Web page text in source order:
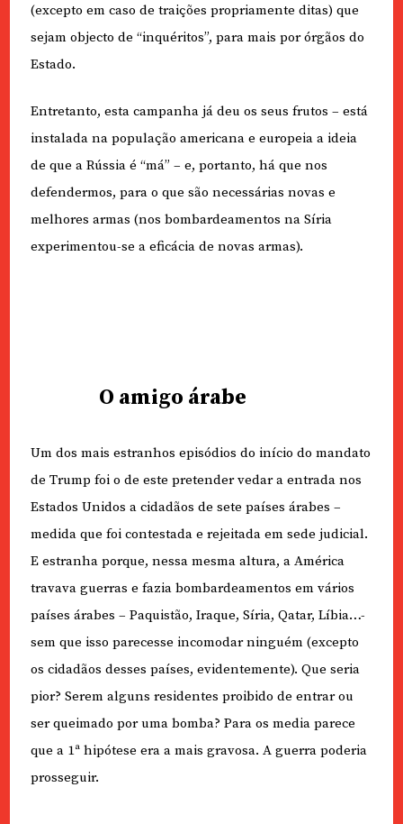
(excepto em caso de traições propriamente ditas) que
sejam objecto de “inquéritos”, para mais por órgãos do
Estado.
Entretanto, esta campanha já deu os seus frutos – está
instalada na população americana e europeia a ideia
de que a Rússia é “má” – e, portanto, há que nos
defendermos, para o que são necessárias novas e
melhores armas (nos bombardeamentos na Síria
experimentou-se a eficácia de novas armas).
O amigo árabe
Um dos mais estranhos episódios do início do mandato
de Trump foi o de este pretender vedar a entrada nos
Estados Unidos a cidadãos de sete países árabes –
medida que foi contestada e rejeitada em sede judicial.
E estranha porque, nessa mesma altura, a América
travava guerras e fazia bombardeamentos em vários
países árabes – Paquistão, Iraque, Síria, Qatar, Líbia…-
sem que isso parecesse incomodar ninguém (excepto
os cidadãos desses países, evidentemente). Que seria
pior? Serem alguns residentes proibido de entrar ou
ser queimado por uma bomba? Para os media parece
que a 1ª hipótese era a mais gravosa. A guerra poderia
prosseguir.